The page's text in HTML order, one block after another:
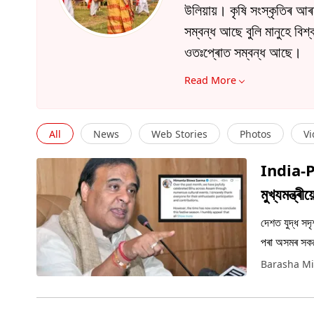
উলিয়ায়। কৃষি সংস্কৃতিৰ
সম্বন্ধ আছে বুলি মানুহে
ওতঃপ্ৰোত সম্বন্ধ আছে।
Read More
All News Web Stories Photos
India-
দেশত যুদ্ধ
পৰা অসমৰ
Barasha